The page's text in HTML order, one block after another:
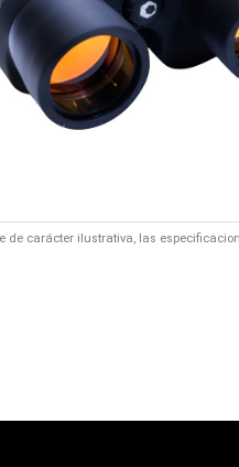
de carácter ilustrativa, las